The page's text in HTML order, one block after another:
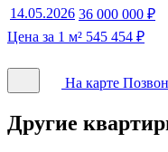
14.05.2026 36 000 000 ₽
Цена за 1 м² 545 454 ₽
На карте
Другие